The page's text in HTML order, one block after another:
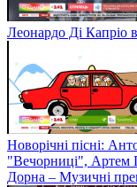
Леонардо Ді Капріо
Новорічні пісні:
"Вечорниці", Артем
Дорна – Музичні